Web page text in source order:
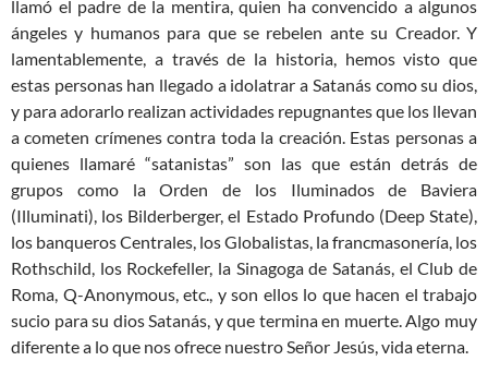
llamó el padre de la mentira, quien ha convencido a algunos
ángeles y humanos para que se rebelen ante su Creador. Y
lamentablemente, a través de la historia, hemos visto que
estas personas han llegado a idolatrar a Satanás como su dios,
y para adorarlo realizan actividades repugnantes que los llevan
a cometen crímenes contra toda la creación. Estas personas a
quienes llamaré “satanistas” son las que están detrás de
grupos como la Orden de los Iluminados de Baviera
(Illuminati), los Bilderberger, el Estado Profundo (Deep State),
los banqueros Centrales, los Globalistas, la francmasonería, los
Rothschild, los Rockefeller, la Sinagoga de Satanás, el Club de
Roma, Q-Anonymous, etc., y son ellos lo que hacen el trabajo
sucio para su dios Satanás, y que termina en muerte. Algo muy
diferente a lo que nos ofrece nuestro Señor Jesús, vida eterna.